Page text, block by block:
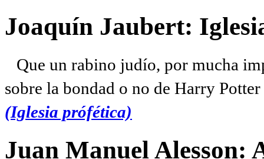
Joaquín Jaubert:
Que un rabino judío, por mucha
sobre la bondad o no de Harry
(Iglesia prófética)
Juan Manuel Alesson: